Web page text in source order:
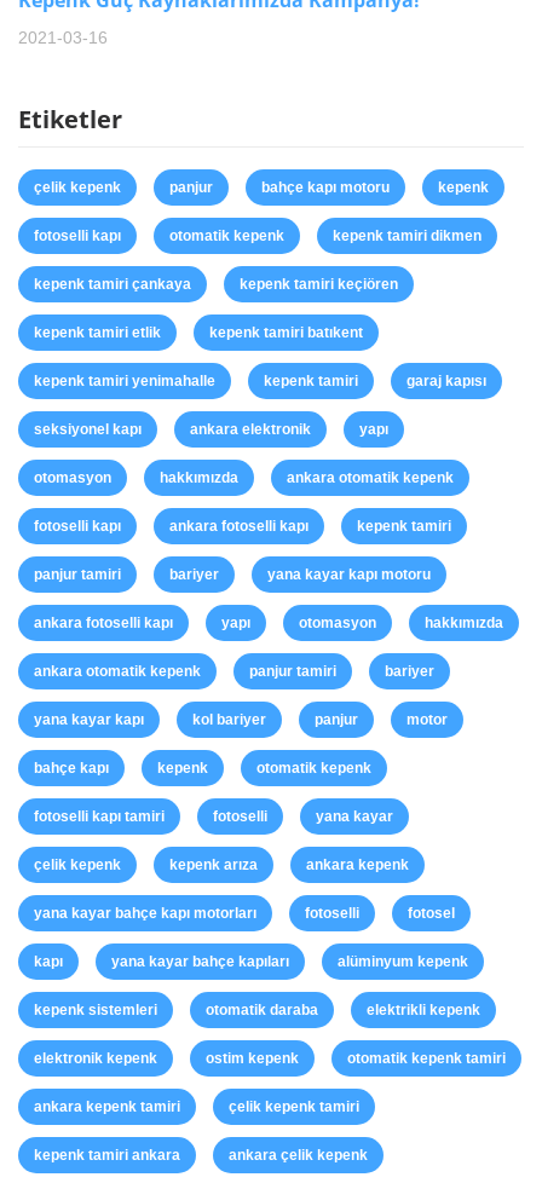
2021-03-16
Etiketler
çelik kepenk panjur bahçe kapı motoru kepenk
fotoselli kapı otomatik kepenk kepenk tamiri dikmen
kepenk tamiri çankaya kepenk tamiri keçiören
kepenk tamiri etlik kepenk tamiri batıkent
kepenk tamiri yenimahalle kepenk tamiri garaj kapısı
seksiyonel kapı ankara elektronik yapı
otomasyon hakkımızda ankara otomatik kepenk
fotoselli kapı ankara fotoselli kapı kepenk tamiri
panjur tamiri bariyer yana kayar kapı motoru
ankara fotoselli kapı yapı otomasyon hakkımızda
ankara otomatik kepenk panjur tamiri bariyer
yana kayar kapı kol bariyer panjur motor
bahçe kapı kepenk otomatik kepenk
fotoselli kapı tamiri fotoselli yana kayar
çelik kepenk kepenk arıza ankara kepenk
yana kayar bahçe kapı motorları fotoselli fotosel
kapı yana kayar bahçe kapıları alüminyum kepenk
kepenk sistemleri otomatik daraba elektrikli kepenk
elektronik kepenk ostim kepenk otomatik kepenk tamiri
ankara kepenk tamiri çelik kepenk tamiri
kepenk tamiri ankara ankara çelik kepenk